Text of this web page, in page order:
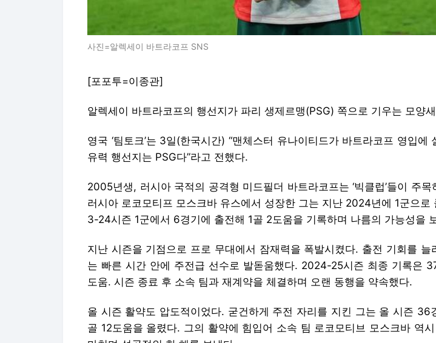
사진=알렉세이 바트라코프 SNS
[포포투=이종관]
알렉세이 바트라코프의 행선지가 파리 생제르맹(PSG) 쪽으로 기우는 모양
영국 ‘팀토크’는 3일(한국시간) “맨체스터 유나이티드가 바트라코프 영입에
유력 행선지는 PSG다”라고 전했다.
2005년생, 러시아 국적의 공격형 미드필더 바트라코프는 ‘빅클럽’들이 주목
러시아 로코모티프 모스크바 유스에서 성장한 그는 지난 2024년에 1군으로
3-24시즌 1군에서 6경기에 출전해 1골 2도움을 기록하며 나름의 가능성을
지난 시즌을 기점으로 프로 무대에서 잠재력을 폭발시켰다. 출전 기회를 늘
는 빠른 시간 안에 주전급 선수로 발돋움했다. 2024-25시즌 최종 기록은
도움. 시즌 종료 후 소속 팀과 재계약을 체결하며 오랜 동행을 약속했다.
올 시즌 활약도 압도적이었다. 굳건하게 주전 자리를 지킨 그는 올 시즌 36
골 12도움을 올렸다. 그의 활약에 힘입어 소속 팀 로코모티브 모스크바 역